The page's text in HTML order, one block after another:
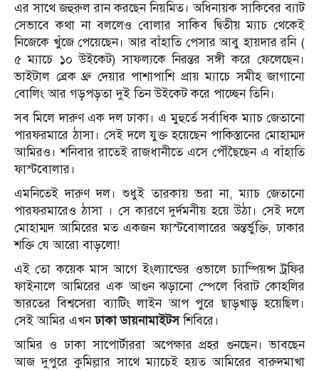
এর সাথে জহুরুল রান করছেন নিয়মিত। অধিনায়ক সাকিবের ব্যাট
সেভাবে কথা না বললেও বোলার সাকিব দ্বিতীয় ম্যাচ থেকেই
নিজেকে খুঁজে পেয়েছেন। আর বাঁহাতি পেসার আবু হায়দার রনি (
৫ ম্যাচে ১০ উইকেট) সাফল্যকে নিরন্তর সঙ্গী করে ফেলেছেন।
ভাইটাল ব্রেক থ্রু দেয়ার পাশাপাশি প্রায় ম্যাচে সমীহ জাগানো
বোলিং আর গড়পড়তা দুই তিন উইকেট করে পাচ্ছেন তিনি।
সব মিলে দারুণ এক দল ঢাকা। এ মুহুর্তে সর্বাধিক ম্যাচ জেতানো
পারফরমারে ঠাসা। সেই দলে যুক্ত হয়েছেন পাকিস্তানের মোহাম্মদ
আমিরও। শনিবার রাতেই রাজধানীতে এসে পৌঁছৈছেন এ বাঁহাতি
ফাস্টবোলার।
এমনিতেই দারুণ দল। শুধুই তারকায় ভরা না, ম্যাচ জেতানো
পারফরমারেও ঠাসা । সে কারণে দুর্দমনীয় হয়ে উঠা। সেই দলে
মোহাম্মদ আমিরের মত একজন ফাস্টবোলারের অন্তর্ভুক্তি, ঢাকার
শক্তি যে আরো বাড়লো!
এই তো কয়েক মাস আগে ইংল্যান্ডের ওভালে চ্যাম্পিয়ন্স ট্রফির
ফাইনালে আমিরের এক আগুন ঝড়ানো স্পেলে বিরাট কোহলির
ভারতের বিশ্বসেরা ব্যাটিং লাইন আপ পুরে ছাড়খাড় হয়েছিল।
সেই আমির এখনঢাকা ডায়নামাইটসশিবিরে।
আমির ও ঢাকা সাপোর্টাররা অপেক্ষার প্রহর গুনছেন। ভাবছেন
আজ দুপুরে কুমিল্লার সাথে ম্যাচেই হয়ত আমিরের বারুদমাখা